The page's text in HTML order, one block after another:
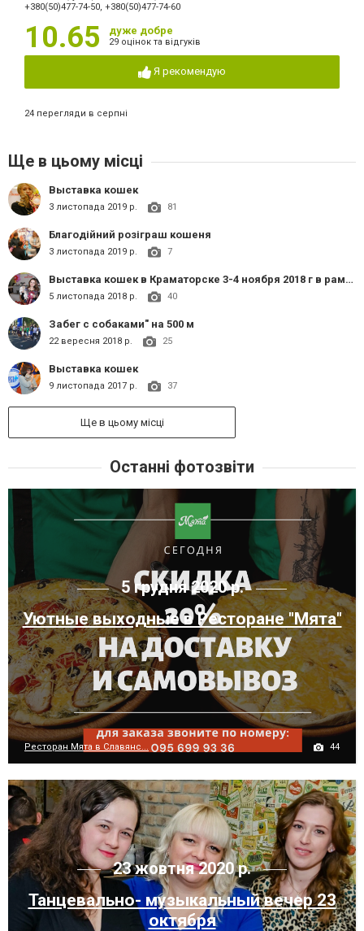
+380(50)477-74-50, +380(50)477-74-60
10.65 дуже добре
29 оцінок та відгуків
Я рекомендую
24 перегляди в серпні
Ще в цьому місці
Выставка кошек
3 листопада 2019 р. 81
Благодійний розіграш кошеня
3 листопада 2019 р. 7
Выставка кошек в Краматорске 3-4 ноября 2018 г в рамках ХХII Открытого Чемпионата Украины.
5 листопада 2018 р. 40
Забег с собаками" на 500 м
22 вересня 2018 р. 25
Выставка кошек
9 листопада 2017 р. 37
Ще в цьому місці
Останні фотозвіти
5 грудня 2020 р.
Уютные выходные в Ресторане "Мята"
Ресторан Мята в Славянс... 44
23 жовтня 2020 р.
Танцевально- музыкальный вечер 23
октября